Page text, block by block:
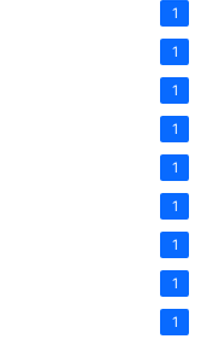
1
1
1
1
1
1
1
1
1